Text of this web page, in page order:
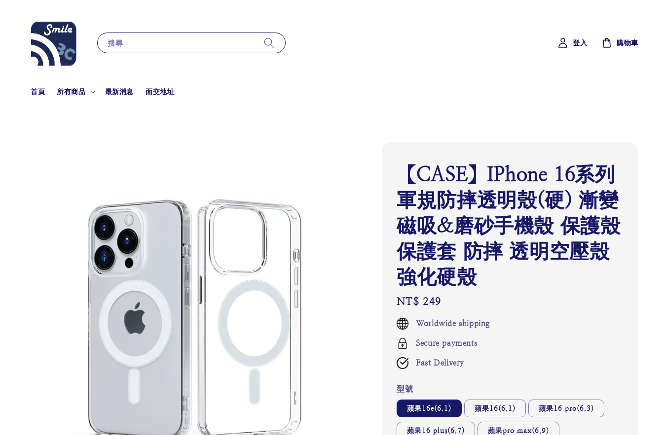
搜尋
首頁 所有商品 最新消息 面交地址
登入 購物車
【CASE】IPhone 16系列
軍規防摔透明殼(硬) 漸變
磁吸&磨砂手機殼 保護殼
保護套 防摔 透明空壓殼
強化硬殼
Regular
price
NT$ 249
Worldwide shipping
Secure payments
Fast Delivery
型號
蘋果16e(6.1) 蘋果16(6.1) 蘋果16 pro(6.3)
蘋果16 plus(6.7) 蘋果pro max(6.9)